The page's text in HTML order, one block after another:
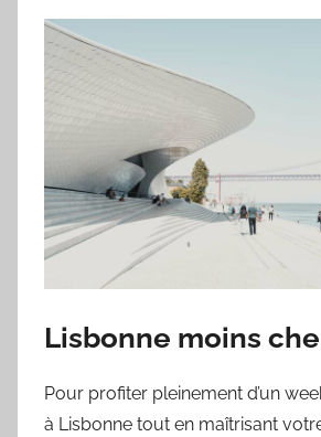
Lisbonne moins
Pour profiter pleinement d’un
à Lisbonne tout en maîtrisant